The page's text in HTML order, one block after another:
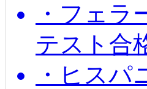
・フェラ
テスト合
・ヒスパ